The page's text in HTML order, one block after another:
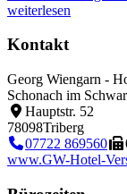
weiterlesen
Kontakt
Georg Wiengarn -
Schonach im
Hauptstr. 52
78098Triberg
07722 869560
www.GW-Hotel-